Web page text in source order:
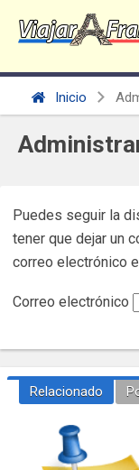
Inicio
Puedes seguir la
tener que dejar un
correo electrónico
Correo electrónico
Relacionado